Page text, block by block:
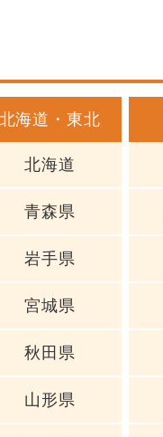
北海道・東北
北海道
青森県
岩手県
宮城県
秋田県
山形県